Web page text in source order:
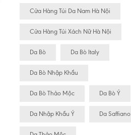
Cửa Hàng Túi Da Nam Hà Nội
Cửa Hàng Túi Xách Nữ Hà Nội
Da Bò Da Bò Italy
Da Bò Nhập Khẩu
Da Bò Thảo Mộc Da Bò Ý
Da Nhập Khẩu Ý Da Saffiano